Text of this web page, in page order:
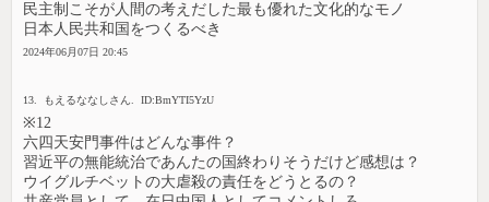
民主制こそが人間の考えだした最も優れた文化的なモノ
日本人民共和国をつくるべき
2024年06月07日 20:45
13. もえるななしさん. ID:BmYTI5YzU
※12
六四天安門事件はどんな事件？
習近平の無能統治であんたの国終わりそうだけど感想は？
ウイグルチベットの大虐殺の責任をどうとるの？